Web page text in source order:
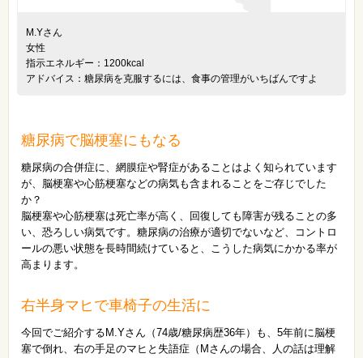
M.Yさん
女性
指示エネルギー：1200kcal
アドバイス：糖尿病を克服するには、食事の管理がいちばんですよ
糖尿病で脳梗塞にもなる
糖尿病の合併症に、網膜症や腎症があることはよく知られています
が、脳梗塞や心筋梗塞などの病気も含まれることをご存じでした
か？
脳梗塞や心筋梗塞は死亡率が高く、回復しても障害が残ることの多
い、恐ろしい病気です。糖尿病の治療が適切でないなど、コントロ
ールの悪い状態を長時間続けていると、こうした病気にかかる率が
高まります。
右半身マヒで車椅子の生活に
今回でご紹介するM.Yさん（74歳/糖尿病歴36年）も、5年前に脳梗
塞で倒れ、右の手足のマヒと失語症（Mさんの場合、人の話は理解